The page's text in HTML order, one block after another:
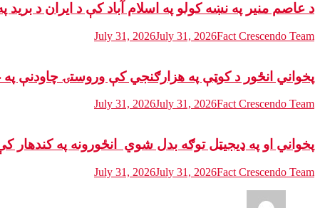
د عاصم منیر په نښه کولو په اسلام آباد کې د ایران د
July 31, 2026July 31, 2026Fact Crescendo Team
پخواني انځور د کوټې په هزارګنجي کې وروستۍ چاودنې
July 31, 2026July 31, 2026Fact Crescendo Team
پخواني او په ډيجيټل توګه بدل شوي انځورونه په
July 31, 2026July 31, 2026Fact Crescendo Team